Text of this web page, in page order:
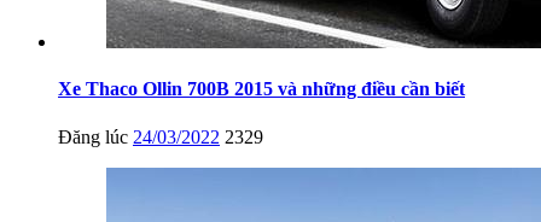
Xe Thaco Ollin 700B 2015 và những điều cần biết
Đăng lúc 24/03/2022 2329